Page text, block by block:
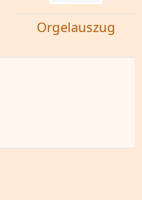
Orgelauszug